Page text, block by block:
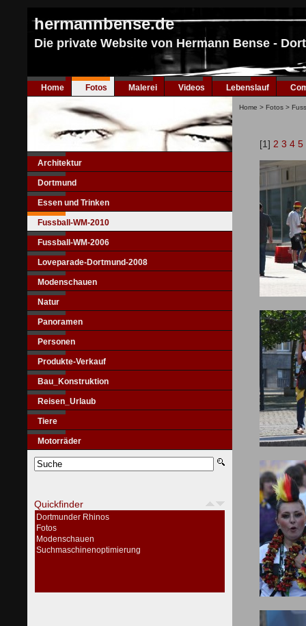
hermannbense.de
Die private Website von Hermann Bense -
Home Fotos Malerei Videos Lebenslauf
Architektur
Dortmund
Essen und Trinken
Fussball-WM-2010
Fussball-WM-2006
Loveparade-Dortmund-2008
Modenschauen
Natur
Panoramen
Personen
Produkte-Verkauf
Bau_Konstruktion
Reisen_Urlaub
Tiere
Motorräder
Quickfinder
Dortmunder Rhinos
Fotos
Modenschauen
Suchmaschinenoptimierung
Home > Fotos >
[1] 2 3 4 5